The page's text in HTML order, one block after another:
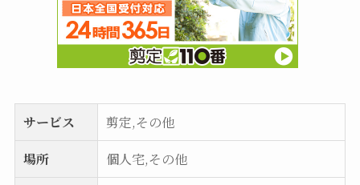
サービス
剪定,その他
場所
個人宅,その他